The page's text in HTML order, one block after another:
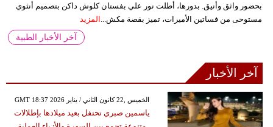
بحضور واثق وأنيق. بدورها، أطلت نور علي بفستان كلوش داكن بتصميم أنثوي
مستوحى من فساتين الأميرات، تميز بقصة مكش...
المزيد
آخر الأخبار الطبية
آخر الأخبار
GMT 18:37 2026 الخميس ,22 كانون الثاني / يناير
ياسمين صبري تحتفل بعيد ميلادها بإطلالات